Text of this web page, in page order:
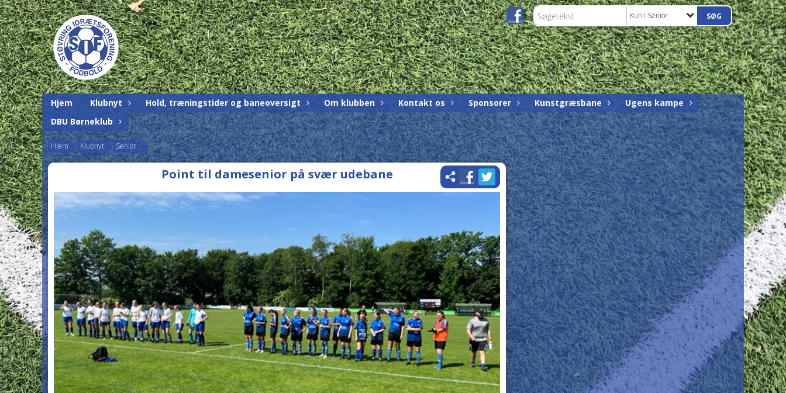
Kun i Senior
Hjem Klubnyt Hold, træningstider og baneoversigt Om klubben Kontakt os Sponsorer Kunstgræsbane
Ugens kampe
DBU Børneklub
Hjem Klubnyt Senior
Point til damesenior på svær udebane